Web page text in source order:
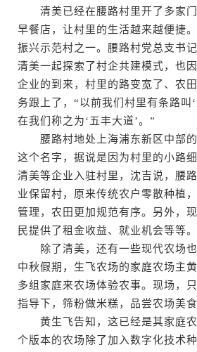
清美已经在腰路村里开了多家门
早餐店，让村里的生活越来越便捷
振兴示范村之一。腰路村党总支书
清美一起探索了村企共建模式，也
企业的到来，村里的路变宽了、农
务跟上了，“以前我们村里有条路叫
在我们称之为‘五丰大道’。”
腰路村地处上海浦东新区中部的
这个名字，据说是因为村里的小路
清美等企业入驻村里，沈吉说，腰
业保留村，原来传统农户零散种植
管理，农田更加规范有序。另外，
民提供了租金收益、就业机会等等。
除了清美，还有一些现代农场也
中秋假期，生飞农场的家庭农场主
多组家庭来农场体验农事。现场，
指导下，筛粉做米糕，品尝农场美食
黄生飞告知，这已经是其家庭农
个版本的农场除了加入数字化技术